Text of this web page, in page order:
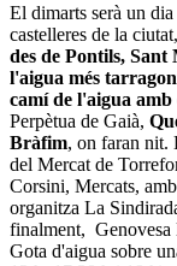
El dimarts serà un
castelleres de la
des de Pontils,
l'aigua més
camí de l'aigua amb
Perpètua de Gaià,
Bràfim, on faran nit.
del Mercat de
Corsini, Mercats,
organitza La
finalment, Genovesa
Gota d'aigua sobre